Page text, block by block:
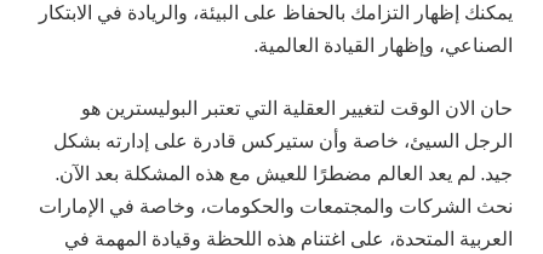
يمكنك إظهار التزامك بالحفاظ على البيئة، والريادة في الابتكار
الصناعي، وإظهار القيادة العالمية.
حان الان الوقت لتغيير العقلية التي تعتبر البوليسترين هو
الرجل السيئ، خاصة وأن ستيركس قادرة على إدارته بشكل
جيد. لم يعد العالم مضطرًا للعيش مع هذه المشكلة بعد الآن.
نحث الشركات والمجتمعات والحكومات، وخاصة في الإمارات
العربية المتحدة، على اغتنام هذه اللحظة وقيادة المهمة في